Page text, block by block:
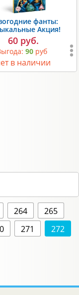
фанты:
Акция!
60 руб.
90руб
в наличии
264
265
271
272